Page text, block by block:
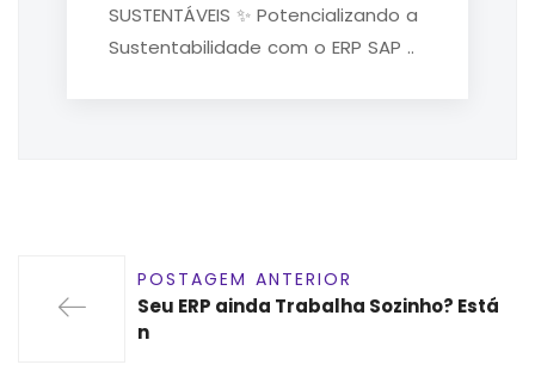
SUSTENTÁVEIS ✨ Potencializando a
Sustentabilidade com o ERP SAP ..
POSTAGEM ANTERIOR
Seu ERP ainda Trabalha Sozinho? Está
n